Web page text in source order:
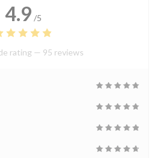
4.9 /5
rating — 95 reviews